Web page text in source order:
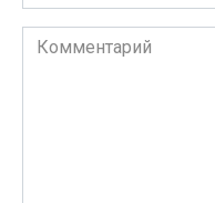
Комментарий